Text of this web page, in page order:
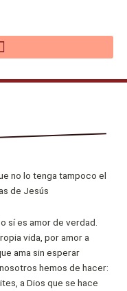
sí es amor de verdad.
vida, por amor a
ama sin esperar
hemos de hacer:
a Dios que se hace